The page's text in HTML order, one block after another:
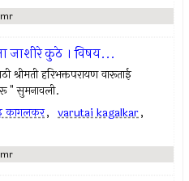
जाशीरे कुठे । विषय...
श्रीमती हरिभक्तपरायण वारूताई
" सुमनावली.
कागलकर, varutai kagalkar,